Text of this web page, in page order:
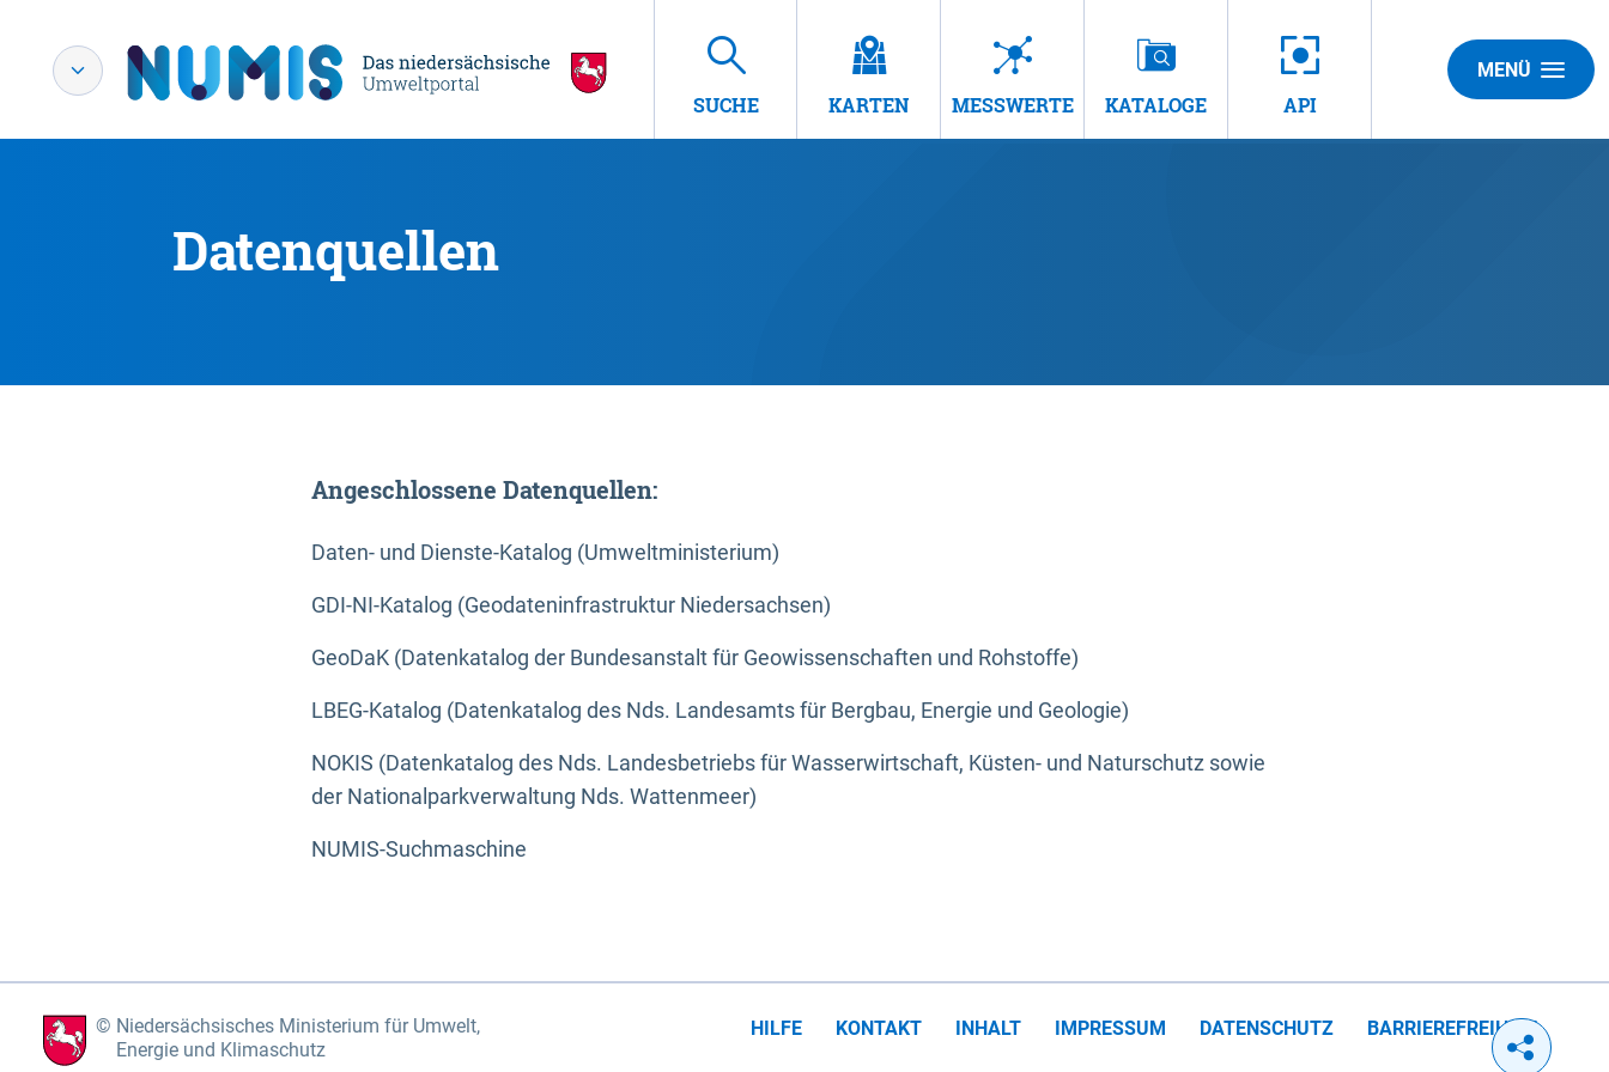
SUCHE KARTEN MESSWERTE KATALOGE API
MENÜ
Datenquellen
Angeschlossene Datenquellen:
Daten- und Dienste-Katalog (Umweltministerium)
GDI-NI-Katalog (Geodateninfrastruktur Niedersachsen)
GeoDaK (Datenkatalog der Bundesanstalt für Geowissenschaften und Rohstoffe)
LBEG-Katalog (Datenkatalog des Nds. Landesamts für Bergbau, Energie und Geologie)
NOKIS (Datenkatalog des Nds. Landesbetriebs für Wasserwirtschaft, Küsten- und Naturschutz sowie
der Nationalparkverwaltung Nds. Wattenmeer)
NUMIS-Suchmaschine
Niedersächsisches Ministerium für Umwelt,
Energie und Klimaschutz
HILFE KONTAKT INHALT IMPRESSUM DATENSCHUTZ BARRIEREFREIHEIT